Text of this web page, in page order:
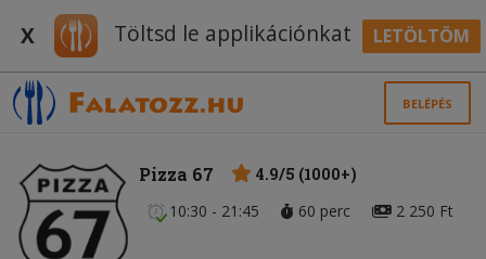
X Töltsd le applikációnkat LETÖLTÖM
BELÉPÉS
Pizza 67
4.9/5 (1000+)
10:30 - 21:45
60 perc 2 250 Ft